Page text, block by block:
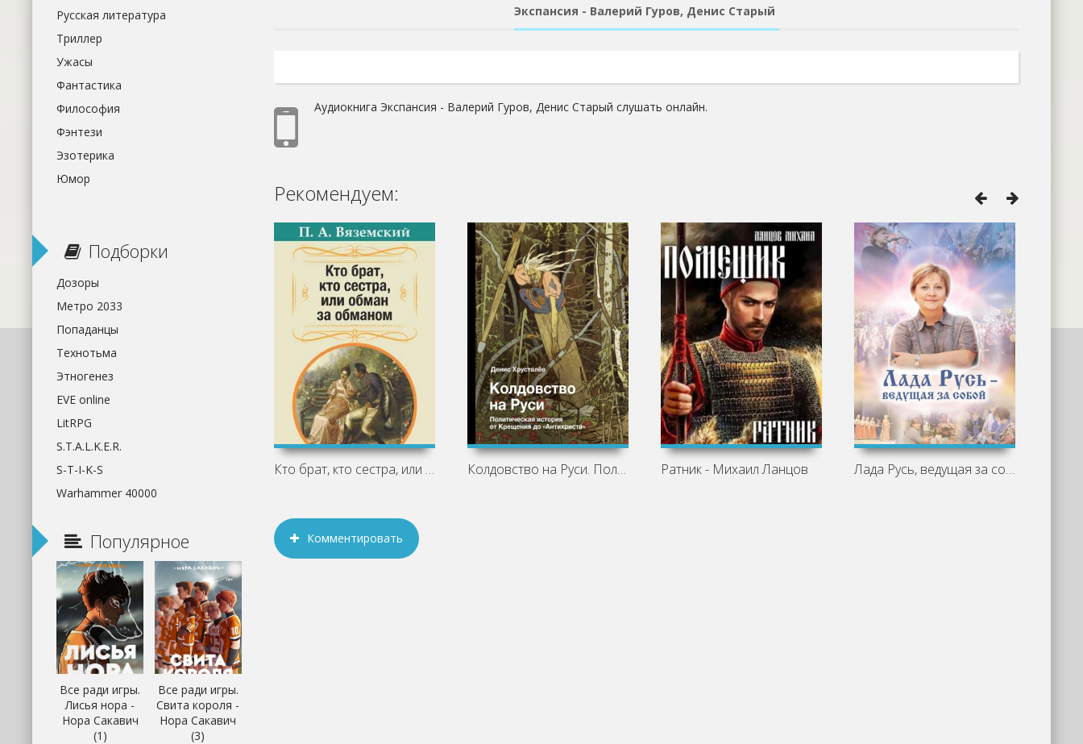
Экспансия - Валерий Гуров, Денис Старый
Аудиокнига Экспансия - Валерий Гуров, Денис Старый слушать онлайн.
Рекомендуем:
Кто брат, кто сестра, или Обман за Колдовство на Руси. Политическая Ратник - Михаил Ланцов Лада Русь, ведущая за собой - Эльмира
Комментировать
Русская литература
Триллер
Ужасы
Фантастика
Философия
Фэнтези
Эзотерика
Юмор
Подборки
Дозоры
Метро 2033
Попаданцы
Технотьма
Этногенез
EVE online
LitRPG
S.T.A.L.K.E.R.
S-T-I-K-S
Warhammer 40000
Популярное
Все ради игры.
Лисья нора -
Нора Сакавич
(1)
Все ради игры.
Свита короля -
Нора Сакавич
(3)